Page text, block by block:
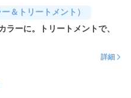
＆トリートメント）
ラーに。トリートメントで、
詳細